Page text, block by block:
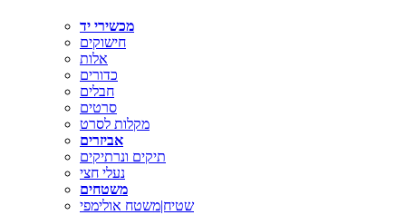
מכשירי יד
חישוקים
אלות
כדורים
חבלים
סרטים
מקלות לסרט
אביזרים
תיקים ונרתיקים
נעלי חצי
משטחים
שטיח|משטח אולימפי